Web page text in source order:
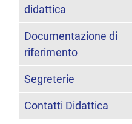
didattica
Documentazione di
riferimento
Segreterie
Contatti Didattica